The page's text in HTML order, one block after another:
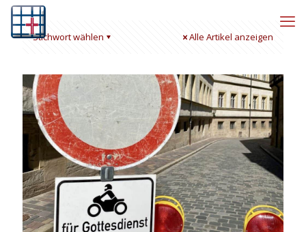
Stichwort wählen Alle Artikel anzeigen